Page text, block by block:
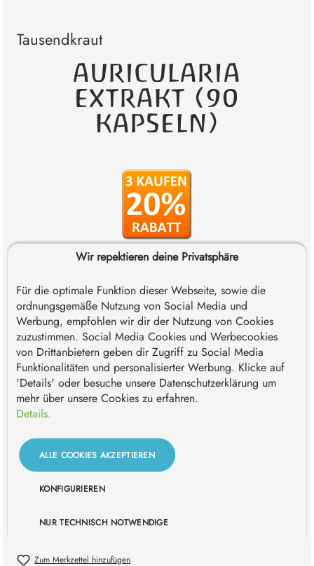
Tausendkraut
AURICULARIA
EXTRAKT (90
KAPSELN)
Das "Judasohr" unter den Vitalpilzen
90 vegetarische Kapseln
Kaufe 3 zum Stückpreis von 27,92€(620,44 € * / 1 kg)
34,90 €*
Inhalt:0.045 kg(775,56 €* / 1 kg)
*Preise inkl. MwSt. zzgl. Versandkosten. Versandkostenfrei
innerhalb Deutschlands ab 59€ - Österreich ab 69€ - EU ab 89€
- Schweiz ab 119€.
Momentan ausverkauft. Wir produzieren gerade Nachschub.
In Kürze wieder erhältlich.
Benachrichtige mich, sobald das Produkt wieder auf Lager ist.
BENACHRICHTIGE MICH
Zum Merkzettel hinzufügen
Wir repektieren deine Privatsphäre
Für die optimale Funktion dieser Webseite, sowie die
ordnungsgemäße Nutzung von Social Media und
Werbung, empfohlen wir dir der Nutzung von Cookies
zuzustimmen. Social Media Cookies und Werbecookies
von Drittanbietern geben dir Zugriff zu Social Media
Funktionalitäten und personalisierter Werbung. Klicke auf
'Details' oder besuche unsere Datenschutzerklärung um
mehr über unsere Cookies zu erfahren.
Details.
NUR TECHNISCH NOTWENDIGE
KONFIGURIEREN
ALLE COOKIES AKZEPTIEREN